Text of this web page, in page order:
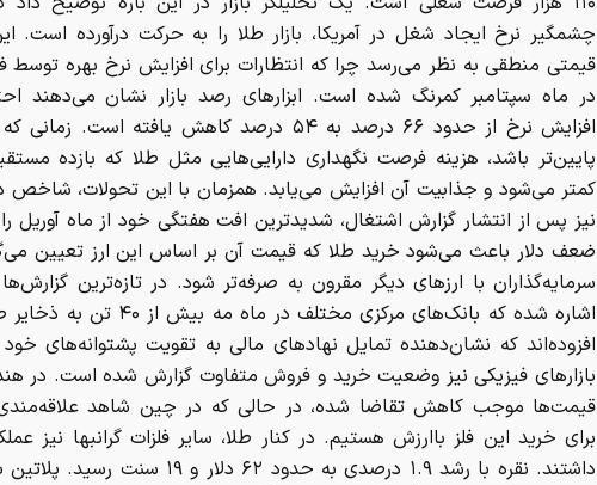
چشمگیر نرخ ایجاد شغل در آمریکا، بازار طلا را به حرکت درآورده است.
قیمتی منطقی به نظر می‌رسد چرا که انتظارات برای افزایش نرخ بهره توسط
در ماه سپتامبر کمرنگ شده است. ابزارهای رصد بازار نشان می‌دهند
افزایش نرخ از حدود ۶۶ درصد به ۵۴ درصد کاهش یافته است.
پایین‌تر باشد، هزینه فرصت نگهداری دارایی‌هایی مثل طلا که بازده
کمتر می‌شود و جذابیت آن افزایش می‌یابد. همزمان با این تحولات، شاخص
نیز پس از انتشار گزارش اشتغال، شدیدترین افت هفتگی خود از ماه آوریل
ضعف دلار باعث می‌شود خرید طلا که قیمت آن بر اساس این ارز تعیین
سرمایه‌گذاران با ارزهای دیگر مقرون به صرفه‌تر شود. در تازه‌ترین
اشاره شده که بانک‌های مرکزی مختلف در ماه
افزوده‌اند که نشان‌دهنده تمایل نهادهای مالی به تقویت پشتوانه‌های
بازارهای فیزیکی نیز وضعیت خرید و فروش متفاوت گزارش شده است. در
قیمت‌ها موجب کاهش تقاضا شده، در حالی که در چین شاهد
برای خرید این فلز باارزش هستیم. در کنار طلا، سایر فلزات گرانبها نیز